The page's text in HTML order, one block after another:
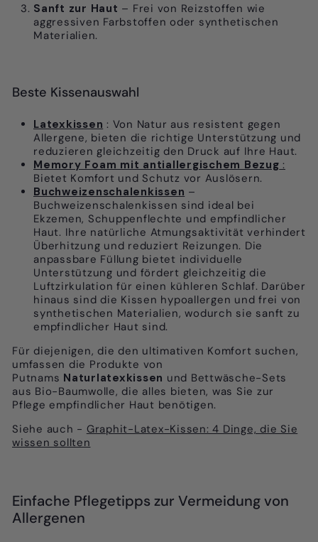
Sanft zur Haut – Frei von Reizstoffen wie
aggressiven Farbstoffen oder synthetischen
Materialien.
Beste Kissenauswahl
Latexkissen : Von Natur aus resistent gegen
Allergene, bieten die richtige Unterstützung und
reduzieren gleichzeitig den Druck auf Ihre Haut.
Memory Foam mit antiallergischem Bezug :
Bietet Komfort und Schutz vor Auslösern.
Buchweizenschalenkissen –
Buchweizenschalenkissen sind ideal bei
Ekzemen, Schuppenflechte und empfindlicher
Haut. Ihre natürliche Atmungsaktivität verhindert
Überhitzung und reduziert Reizungen. Die
anpassbare Füllung bietet individuelle
Unterstützung und fördert gleichzeitig die
Luftzirkulation für einen kühleren Schlaf. Darüber
hinaus sind die Kissen hypoallergen und frei von
synthetischen Materialien, wodurch sie sanft zu
empfindlicher Haut sind.
Für diejenigen, die den ultimativen Komfort suchen,
umfassen die Produkte von
Putnams Naturlatexkissen und Bettwäsche-Sets
aus Bio-Baumwolle, die alles bieten, was Sie zur
Pflege empfindlicher Haut benötigen.
Siehe auch - Graphit-Latex-Kissen: 4 Dinge, die Sie
wissen sollten
Einfache Pflegetipps zur Vermeidung von
Allergenen